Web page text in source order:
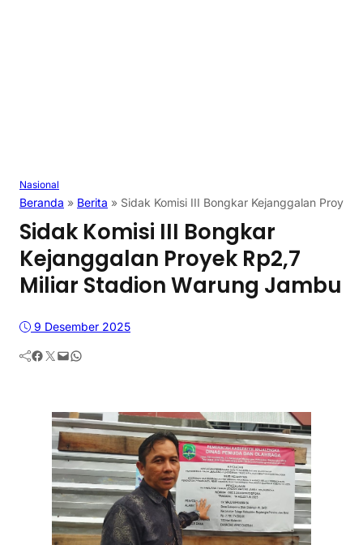
Nasional
Beranda » Berita » Sidak Komisi III Bongkar Kejanggalan
Sidak Komisi III Bongkar
Kejanggalan Proyek Rp2,7
Miliar Stadion Warung Jambu
9 Desember 2025
Facebook Twitter Mail WhatsApp